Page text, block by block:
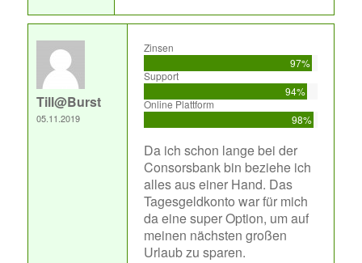
Till@Burst
05.11.2019
Zinsen
97%
Support
94%
Online Plattform
98%
Da ich schon lange bei der
Consorsbank bin beziehe ich
alles aus einer Hand. Das
Tagesgeldkonto war für mich
da eine super Option, um auf
meinen nächsten großen
Urlaub zu sparen.